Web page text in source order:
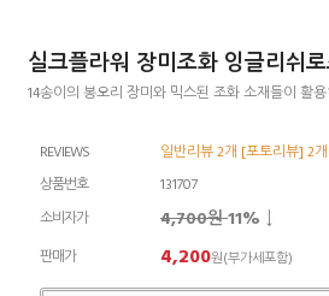
실크플라워 장미조화 잉글리쉬
14송이의 봉오리 장미와 믹스된 조화 소재들이 활
REVIEWS 일반리뷰 2개 [포토리뷰] 2개
상품번호
131707
소비자가
4,700원11% ↓
판매가 4,200원(부가세포함)